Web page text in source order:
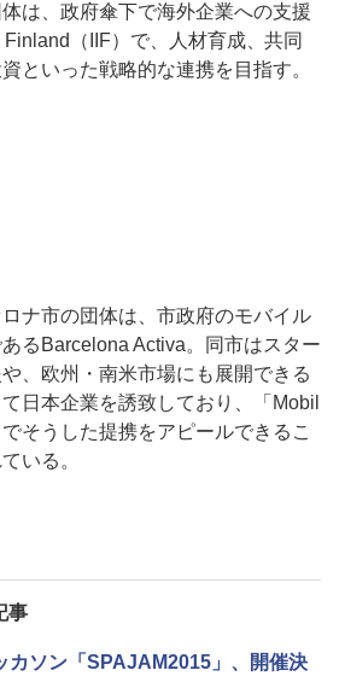
は、政府傘下で海外企業への支援
（IIF）で、人材育成、共同
といった戦略的な連携を目指す。
ナ市の団体は、市政府のモバイル
るBarcelona Activa。同市はスター
、欧州・南米市場にも展開できる
日本企業を誘致しており、「Mobil
そうした提携をアピールできるこ
いる。
事
カソン「SPAJAM2015」、開催決